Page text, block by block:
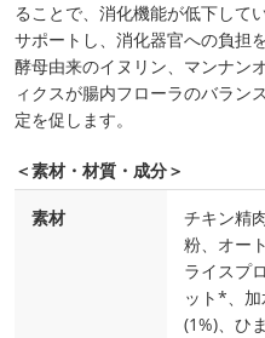
ることで、消化機能が低下して
サポートし、消化器官への負担
酵母由来のイヌリン、マンナン
ィクスが腸内フローラのバラン
定を促します。
＜素材・材質・成分＞
素材
チキン精
粉、オー
ライスプ
ット*、
(1%)、ひ